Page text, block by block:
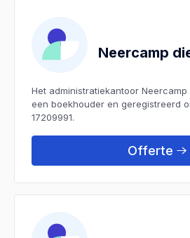
Neercamp
Het administratiekantoor
een boekhouder en geregistreerd
17209991.
Offerte